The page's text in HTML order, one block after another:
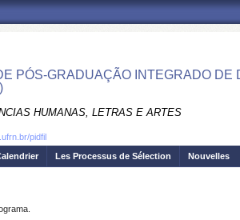
PÓS-GRADUAÇÃO INTEGRADO DE
HUMANAS, LETRAS E ARTES
pidfil
Les Processus de Sélection Nouvelles